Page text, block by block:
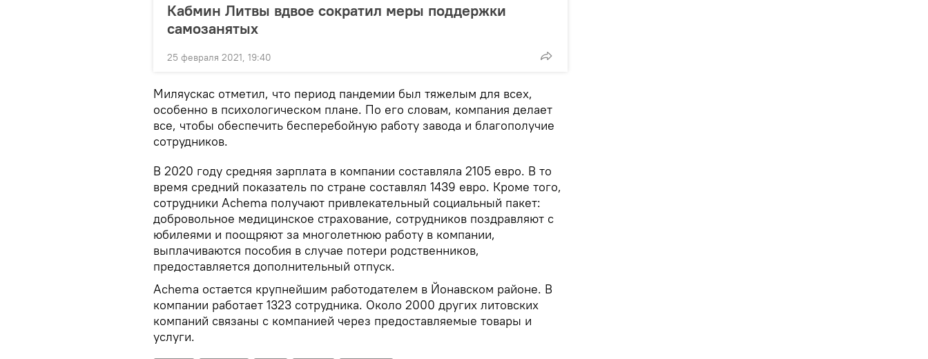
Кабмин Литвы вдвое сократил меры поддержки
самозанятых
25 февраля 2021, 19:40
Миляускас отметил, что период пандемии был тяжелым для всех,
особенно в психологическом плане. По его словам, компания делает
все, чтобы обеспечить бесперебойную работу завода и благополучие
сотрудников.
В 2020 году средняя зарплата в компании составляла 2105 евро. В то
время средний показатель по стране составлял 1439 евро. Кроме того,
сотрудники Achema получают привлекательный социальный пакет:
добровольное медицинское страхование, сотрудников поздравляют с
юбилеями и поощряют за многолетнюю работу в компании,
выплачиваются пособия в случае потери родственников,
предоставляется дополнительный отпуск.
Achema остается крупнейшим работодателем в Йонавском районе. В
компании работает 1323 сотрудника. Около 2000 других литовских
компаний связаны с компанией через предоставляемые товары и
услуги.